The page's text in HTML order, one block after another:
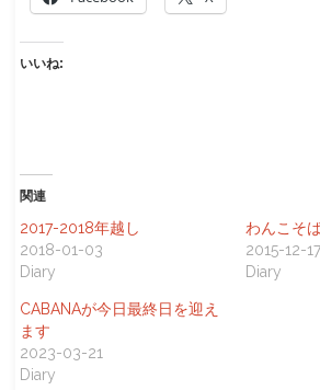
いいね:
関連
2017-2018年越し
2018-01-03
Diary
わんこそ
2015-12-17
Diary
CABANAが今日最終日を迎え
ます
2023-03-21
Diary